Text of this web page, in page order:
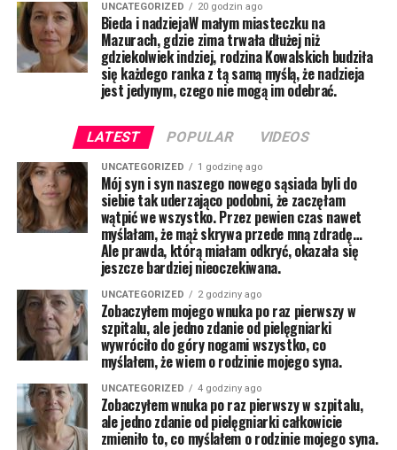
UNCATEGORIZED 20 godzin ago
Bieda i nadziejaW małym miasteczku na
Mazurach, gdzie zima trwała dłużej niż
gdziekolwiek indziej, rodzina Kowalskich budziła
się każdego ranka z tą samą myślą, że nadzieja
jest jedynym, czego nie mogą im odebrać.
LATEST POPULAR VIDEOS
UNCATEGORIZED 1 godzinę ago
Mój syn i syn naszego nowego sąsiada byli do
siebie tak uderzająco podobni, że zaczęłam
wątpić we wszystko. Przez pewien czas nawet
myślałam, że mąż skrywa przede mną zdradę…
Ale prawda, którą miałam odkryć, okazała się
jeszcze bardziej nieoczekiwana.
UNCATEGORIZED 2 godziny ago
Zobaczyłem mojego wnuka po raz pierwszy w
szpitalu, ale jedno zdanie od pielęgniarki
wywróciło do góry nogami wszystko, co
myślałem, że wiem o rodzinie mojego syna.
UNCATEGORIZED 4 godziny ago
Zobaczyłem wnuka po raz pierwszy w szpitalu,
ale jedno zdanie od pielęgniarki całkowicie
zmieniło to, co myślałem o rodzinie mojego syna.